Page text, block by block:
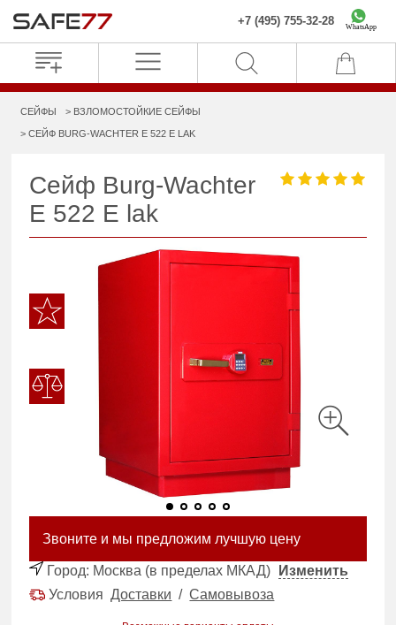
+7 (495) 755-32-28 WhatsApp
СЕЙФЫ ВЗЛОМОСТОЙКИЕ СЕЙФЫ
СЕЙФ BURG-WACHTER E 522 E LAK
Сейф Burg-Wachter
E 522 E lak
Звоните и мы предложим лучшую цену
Город: Москва (в пределах МКАД)
Изменить
УсловияДоставки /Самовывоза